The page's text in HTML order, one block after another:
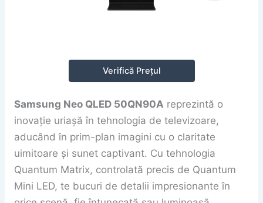
Verifică Prețul
Samsung Neo QLED 50QN90A reprezintă o
inovație uriașă în tehnologia de televizoare,
aducând în prim-plan imagini cu o claritate
uimitoare și sunet captivant. Cu tehnologia
Quantum Matrix, controlată precis de Quantum
Mini LED, te bucuri de detalii impresionante în